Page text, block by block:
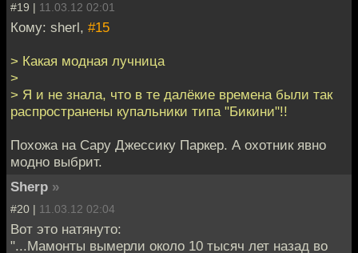
#19 | 11.03.12 02:01
Кому: sherl, #15
> Какая модная лучница
>
> Я и не знала, что в те далёкие времена были так
распространены купальники типа "Бикини"!!
Похожа на Сару Джессику Паркер. А охотник явно
модно выбрит.
Sherp »
#20 | 11.03.12 02:04
Вот это натянуто:
"...Мамонты вымерли около 10 тысяч лет назад во